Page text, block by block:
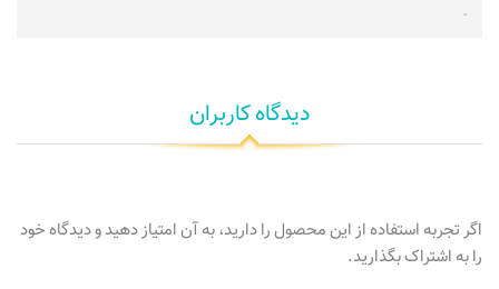
-
دیدگاه کاربران
اگر تجربه استفاده از این محصول را دارید، به آن امتیاز دهید و دیدگاه خود
را به اشتراک بگذارید.